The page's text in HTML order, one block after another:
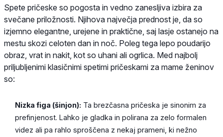
Spete pričeske so pogosta in vedno zanesljiva izbira za
svečane priložnosti. Njihova največja prednost je, da so
izjemno elegantne, urejene in praktične, saj lasje ostanejo na
mestu skozi celoten dan in noč. Poleg tega lepo poudarijo
obraz, vrat in nakit, kot so uhani ali ogrlica. Med najbolj
priljubljenimi klasičnimi spetimi pričeskami za mame ženinov
so:
Nizka figa (šinjon): Ta brezčasna pričeska je sinonim za
prefinjenost. Lahko je gladka in polirana za zelo formalen
videz ali pa rahlo sproščena z nekaj prameni, ki nežno